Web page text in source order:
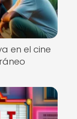
en el cine